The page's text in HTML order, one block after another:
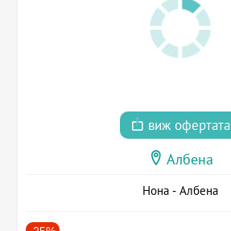
виж офертата
Албена
Нона - Албена